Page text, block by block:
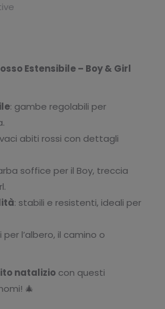
Estensibile – Boy & Girl
: gambe regolabili per
abiti rossi con dettagli
soffice per il Boy, treccia
: stabili e resistenti, ideali per
l’albero, il camino o
natalizio con questi
🎄